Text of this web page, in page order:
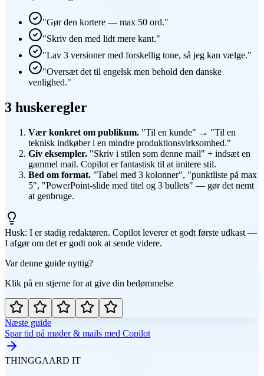
"Gør den kortere — max 50 ord."
"Skriv den med lidt mere kant."
"Lav 3 versioner med forskellig tone, så jeg kan vælge."
"Oversæt det til engelsk men behold den danske
venlighed."
3 huskeregler
Vær konkret om publikum. "Til en kunde" → "Til en
teknisk indkøber i en mindre produktionsvirksomhed."
Giv eksempler. "Skriv i stilen som denne mail" + indsæt en
gammel mail. Copilot er fantastisk til at imitere stil.
Bed om format. "Tabel med 3 kolonner", "punktliste på max
5", "PowerPoint-slide med titel og 3 bullets" — gør det nemt
at genbruge.
Husk: I er stadig redaktøren. Copilot leverer et godt første udkast —
I afgør om det er godt nok at sende videre.
Var denne guide nyttig?
Klik på en stjerne for at give din bedømmelse
Næste guide
Spar tid på møder & mails med Copilot
THINGGAARD IT